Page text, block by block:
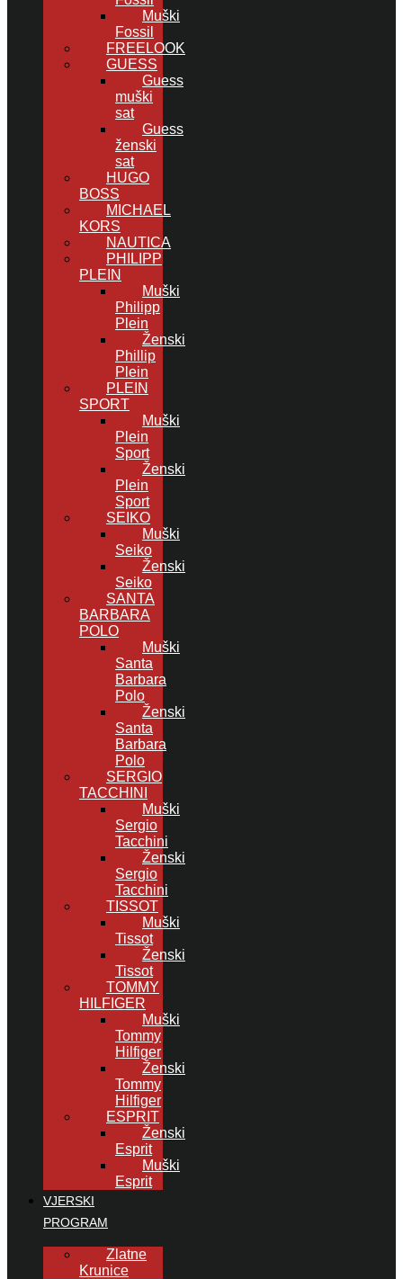
Muški
Fossil
FREELOOK
GUESS
Guess
muški
sat
Guess
ženski
sat
HUGO
BOSS
MICHAEL
KORS
NAUTICA
PHILIPP
PLEIN
Muški
Philipp
Plein
Ženski
Phillip
Plein
PLEIN
SPORT
Muški
Plein
Sport
Ženski
Plein
Sport
SEIKO
Muški
Seiko
Ženski
Seiko
SANTA
BARBARA
POLO
Muški
Santa
Barbara
Polo
Ženski
Santa
Barbara
Polo
SERGIO
TACCHINI
Muški
Sergio
Tacchini
Ženski
Sergio
Tacchini
TISSOT
Muški
Tissot
Ženski
Tissot
TOMMY
HILFIGER
Muški
Tommy
Hilfiger
Ženski
Tommy
Hilfiger
ESPRIT
Ženski
Esprit
Muški
Esprit
VJERSKI
PROGRAM
Zlatne
Krunice